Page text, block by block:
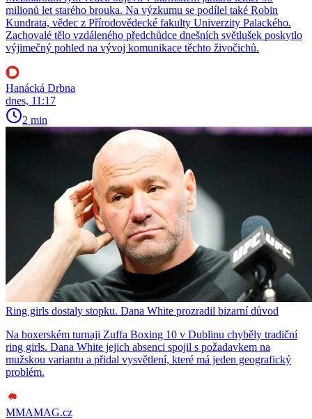
milionů let starého brouka. Na výzkumu se podílel také Robin
Kundrata, vědec z Přírodovědecké fakulty Univerzity Palackého.
Zachovalé tělo vzdáleného předchůdce dnešních světlušek poskytlo
výjimečný pohled na vývoj komunikace těchto živočichů.
Hanácká Drbna
dnes, 11:17
2 min
Ring girls dostaly stopku. Dana White prozradil bizarní důvod
Na boxerském turnaji Zuffa Boxing 10 v Dublinu chyběly tradiční
ring girls. Dana White jejich absenci spojil s požadavkem na
mužskou variantu a přidal vysvětlení, které má jeden geografický
problém.
MMAMAG.cz